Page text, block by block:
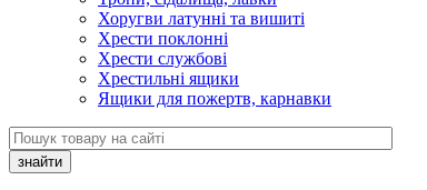
Хоругви латунні та вишиті
Хрести поклонні
Хрести службові
Хрестильні ящики
Ящики для пожертв, карнавки